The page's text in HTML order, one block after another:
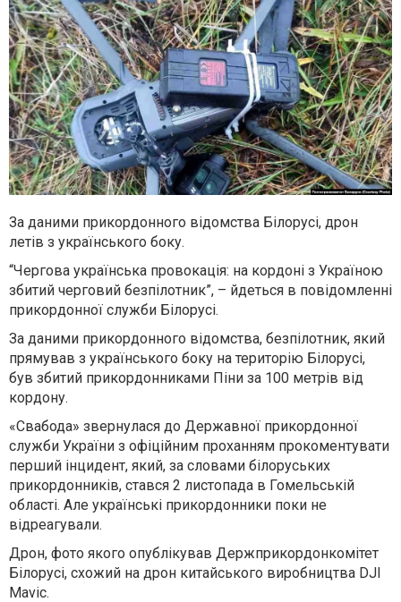
За даними прикордонного відомства Білорусі, дрон
летів з українського боку.
“Чергова українська провокація: на кордоні з Україною
збитий черговий безпілотник”, – йдеться в повідомленні
прикордонної служби Білорусі.
За даними прикордонного відомства, безпілотник, який
прямував з українського боку на територію Білорусі,
був збитий прикордонниками Піни за 100 метрів від
кордону.
«Свабода» звернулася до Державної прикордонної
служби України з офіційним проханням прокоментувати
перший інцидент, який, за словами білоруських
прикордонників, стався 2 листопада в Гомельській
області. Але українські прикордонники поки не
відреагували.
Дрон, фото якого опублікував Держприкордонкомітет
Білорусі, схожий на дрон китайського виробництва DJI
Mavic.